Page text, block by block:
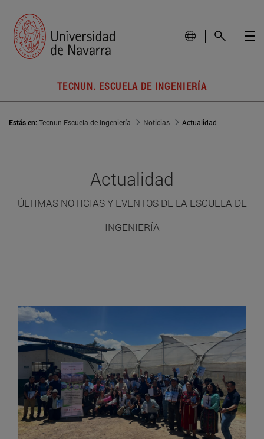
TECNUN. ESCUELA DE INGENIERÍA
Estás en:Tecnun Escuela de Ingeniería Noticias Actualidad
Actualidad
ÚLTIMAS NOTICIAS Y EVENTOS DE LA ESCUELA DE
INGENIERÍA